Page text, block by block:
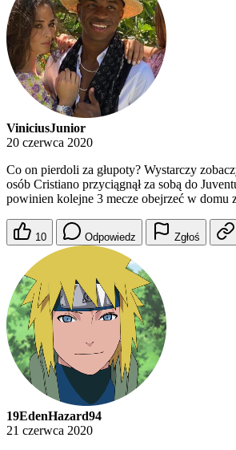
ViniciusJunior
20 czerwca 2020
Co on pierdoli za głupoty? Wystarczy
osób Cristiano przyciągnął za sobą do
powinien kolejne 3 mecze obejrzeć w domu
10 Odpowiedz Zgłoś
19EdenHazard94
21 czerwca 2020